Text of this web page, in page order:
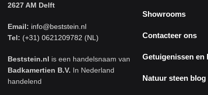
2627 AM Delft
Email: info@beststein.nl
Tel: (+31) 0621209782 (NL)
Beststein.nl is een handelsnaam van
Badkamertien B.V. In Nederland
handelend
Showrooms
Contacteer ons
Getuigenissen en
Natuur steen blog